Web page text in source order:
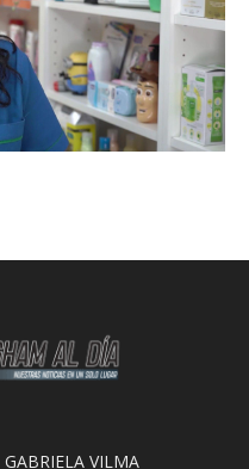
GABRIELA VILMA